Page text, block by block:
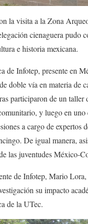
la visita a la Zona
cienaguera pudo
e historia mexicana.
de Infotep, presente en
doble vía en materia de
participaron de un
y luego en
a cargo de expertos
De igual manera,
las juventudes México-
de Infotep, Mario
su impacto
de la UTec.